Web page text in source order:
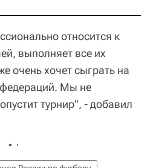
относится к
выполняет все их
очень хочет сыграть на
Мы не
турнир", - добавил